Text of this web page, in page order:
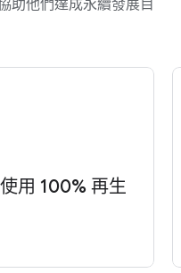
助他們達成永續發展目
用 100% 再生